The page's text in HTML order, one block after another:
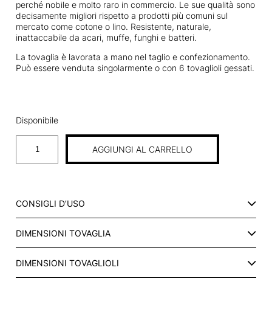
perché nobile e molto raro in commercio. Le sue qualità sono
decisamente migliori rispetto a prodotti più comuni sul
mercato come cotone o lino. Resistente, naturale,
inattaccabile da acari, muffe, funghi e batteri.
La tovaglia è lavorata a mano nel taglio e confezionamento.
Può essere venduta singolarmente o con 6 tovaglioli gessati.
Disponibile
V
L
I
A
1
8
AGGIUNGI AL CARRELLO
CONSIGLI D’USO
DIMENSIONI TOVAGLIA
DIMENSIONI TOVAGLIOLI